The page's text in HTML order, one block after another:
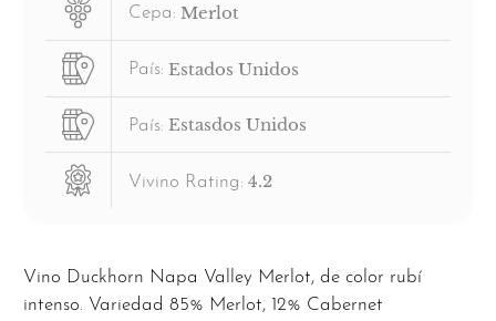
Cepa: Merlot
País: Estados Unidos
País: Estasdos Unidos
Vivino Rating: 4.2
Vino Duckhorn Napa Valley Merlot, de color rubí
intenso. Variedad 85% Merlot, 12% Cabernet